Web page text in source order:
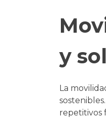
y
La
repetitivos